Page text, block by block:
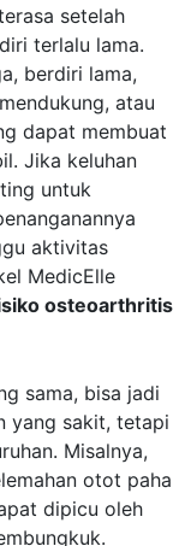
setelah
terlalu lama.
berdiri lama,
atau
dapat membuat
Jika keluhan
untuk
aktivitas
MedicElle
osteoarthritis
sama, bisa jadi
yang sakit, tetapi
Misalnya,
otot paha
dipicu oleh